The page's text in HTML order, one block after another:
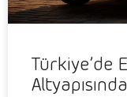
Türkiye’de